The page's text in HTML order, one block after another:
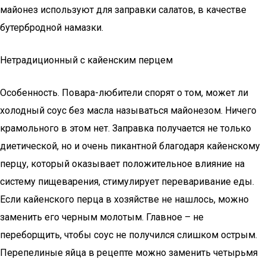
майонез используют для заправки салатов, в качестве
бутербродной намазки.
Нетрадиционный с кайенским перцем
Особенность. Повара-любители спорят о том, может ли
холодный соус без масла называться майонезом. Ничего
крамольного в этом нет. Заправка получается не только
диетической, но и очень пикантной благодаря кайенскому
перцу, который оказывает положительное влияние на
систему пищеварения, стимулирует переваривание еды.
Если кайенского перца в хозяйстве не нашлось, можно
заменить его черным молотым. Главное – не
переборщить, чтобы соус не получился слишком острым.
Перепелиные яйца в рецепте можно заменить четырьмя